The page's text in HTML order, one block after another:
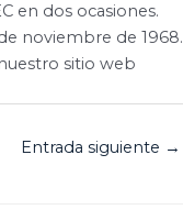
en dos ocasiones.
noviembre de 1968.
sitio web
Entrada siguiente →